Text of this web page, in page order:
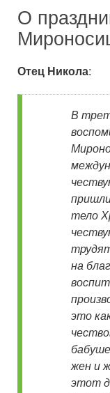
О
Отец Никола:
В
тело
на
это
жен и
этот